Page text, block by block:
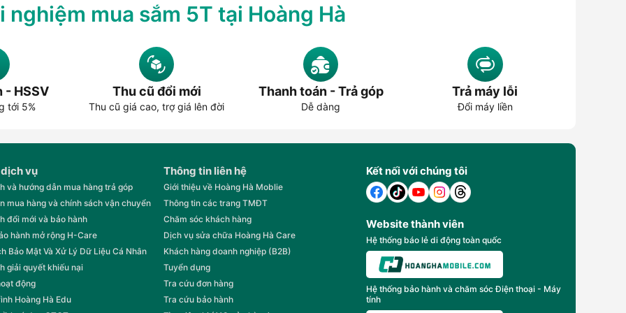
06/2026 tại Hoàng Hà Mobile
có thể thay đổi theo phiên bản dung lượng, màu sắc, tình trạng hàng, chương trình khuyến mãi và ưu đãi thanh toán.
danh mục để cập nhật mức giá mới nhất.
trả góp 0%, ưu đãi qua ngân hàng, thu cũ lên đời, giao hàng toàn quốc và tư vấn chọn máy theo nhu cầu. Khi mua sản
lượng bộ nhớ, màu sắc, bảo hành, tình trạng kích hoạt và ưu đãi đang áp dụng tại thời điểm đặt hàng.
30.490.000
22.890.000
28.990.000
33.490.000
33.490.000
39.190.000
nghiệm mua sắm 5T tại Hoàng Hà
- HSSV
tới 5%
Thu cũ đổi mới
Thu cũ giá cao, trợ giá lên đời
Thanh toán - Trả góp
Dễ dàng
Trả máy lỗi
Đổi máy liền
vụ
và hướng dẫn mua hàng trả góp
mua hàng và chính sách vận chuyển
đổi mới và bảo hành
hành mở rộng H-Care
Bảo Mật Và Xử Lý Dữ Liệu Cá Nhân
giải quyết khiếu nại
động
Hoàng Hà Edu
Thông tin liên hệ
Giới thiệu về Hoàng Hà Moblie
Thông tin các trang TMĐT
Chăm sóc khách hàng
Dịch vụ sửa chữa Hoàng Hà Care
Khách hàng doanh nghiệp (B2B)
Tuyển dụng
Tra cứu đơn hàng
Tra cứu bảo hành
Kết nối với chúng tôi
Website thành viên
Hệ thống báo lẻ di động toàn quốc
Hệ thống bảo hành và chăm sóc Điện thoại - Máy
tính